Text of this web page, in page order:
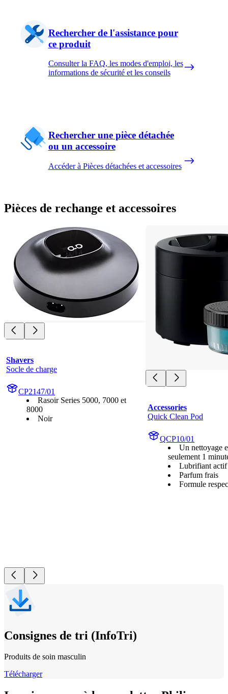
Rechercher de l'assistance pour
ce produit
Consulter la FAQ, les modes d'emploi, les
informations de sécurité et les conseils
Rechercher une pièce détachée
ou un accessoire
Accéder à Pièces détachées et accessoires
Pièces de rechange et accessoires
Shavers
Socle de charge
CP2147/01
Rasoir Series 5000, 7000 et
8000
Noir
Accessories
Quick Clean Pod
QCP10/01
Un nettoyage
seulement 1
Lubrifiant actif
Parfum frais
Formule
Consignes de tri (InfoTri)
Produits de soin masculin
Télécharger